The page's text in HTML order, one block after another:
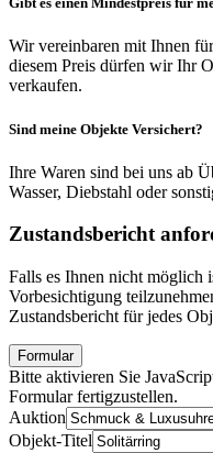
Wir vereinbaren mit Ihnen
diesem Preis dürfen wir Ihr
verkaufen.
Sind meine Objekte Versichert?
Ihre Waren sind bei uns ab
Wasser, Diebstahl oder
Zustandsbericht
Falls es Ihnen nicht möglich
Vorbesichtigung
Zustandsbericht für jedes
Formular
Bitte aktivieren Sie
Formular fertigzustellen.
Auktion
Objekt-Titel